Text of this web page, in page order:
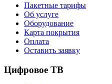
Пакетные тарифы
Об услуге
Оборудование
Карта покрытия
Оплата
Оставить заявку
Цифровое ТВ